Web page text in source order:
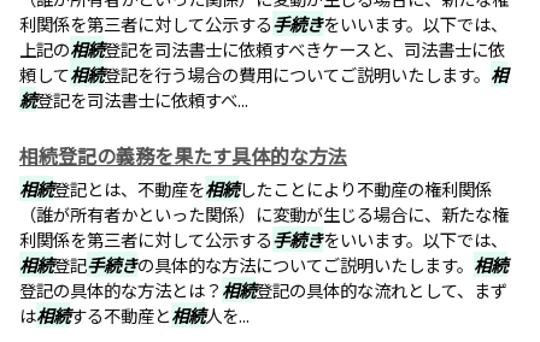
利関係を第三者に対して公示する手続きをいいます。以下では、
上記の相続登記を司法書士に依頼すべきケースと、司法書士に依
頼して相続登記を行う場合の費用についてご説明いたします。 相
続登記を司法書士に依頼すべ...
相続登記の義務を果たす具体的な方法
相続登記とは、不動産を相続したことにより不動産の権利関係
（誰が所有者かといった関係）に変動が生じる場合に、新たな権
利関係を第三者に対して公示する手続きをいいます。以下では、
相続登記手続きの具体的な方法についてご説明いたします。 相続
登記の具体的な方法とは？相続登記の具体的な流れとして、まず
は相続する不動産と相続人を...